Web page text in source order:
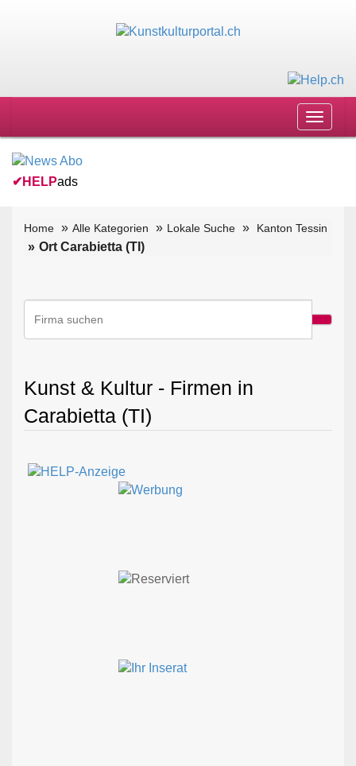
Toggle
✔ HELPads
Home Alle Kategorien Lokale Suche Kanton Tessin
Ort Carabietta (TI)
Kunst & Kultur - Firmen in
Carabietta (TI)